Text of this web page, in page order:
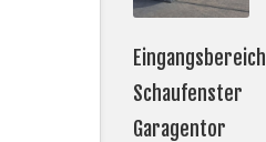
Eingangsbereich
Schaufenster
Garagentor